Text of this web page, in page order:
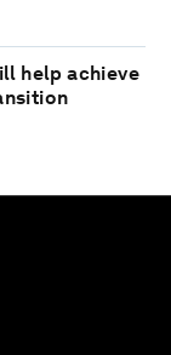
help achieve